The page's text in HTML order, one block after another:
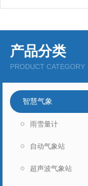
产品分类
PRODUCT CATEGORY
智慧气象
雨雪量计
自动气象站
超声波气象站